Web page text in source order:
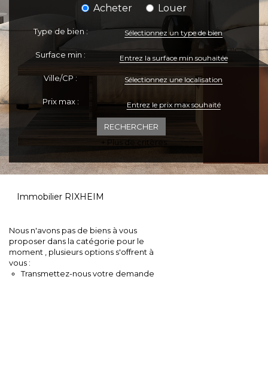
ESPACE CLIENTS
Acheter Louer
Type de bien : Sélectionnez un type de bien
Surface min :
Ville/CP : Sélectionnez une localisation
Prix max :
+ Plus de critères
Immobilier RIXHEIM
Nous n'avons pas de biens à vous
proposer dans la catégorie pour le
moment , plusieurs options s'offrent à
vous :
Transmettez-nous votre demande